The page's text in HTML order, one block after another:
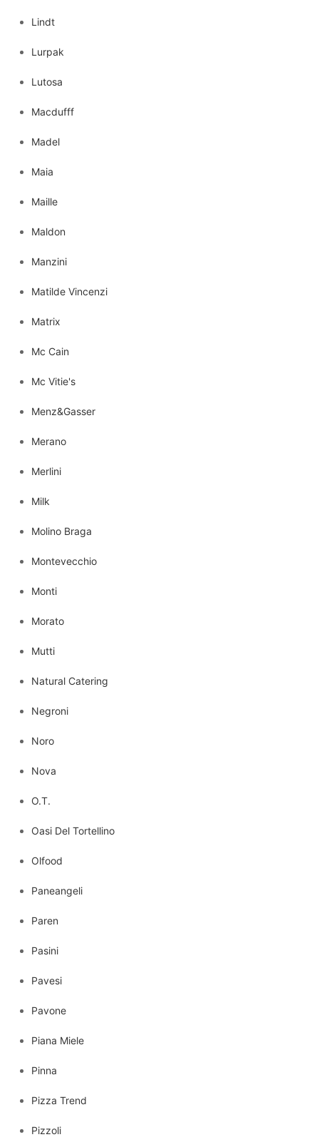
Lindt
Lurpak
Lutosa
Macdufff
Madel
Maia
Maille
Maldon
Manzini
Matilde Vincenzi
Matrix
Mc Cain
Mc Vitie's
Menz&Gasser
Merano
Merlini
Milk
Molino Braga
Montevecchio
Monti
Morato
Mutti
Natural Catering
Negroni
Noro
Nova
O.T.
Oasi Del Tortellino
Olfood
Paneangeli
Paren
Pasini
Pavesi
Pavone
Piana Miele
Pinna
Pizza Trend
Pizzoli